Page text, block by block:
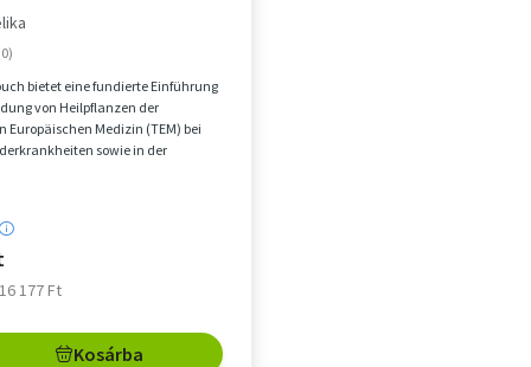
und Jugendlichen
bietet eine fundierte Einführung
von Heilpflanzen der
Europäischen Medizin (TEM) bei
sowie in der
177 Ft
Kosárba